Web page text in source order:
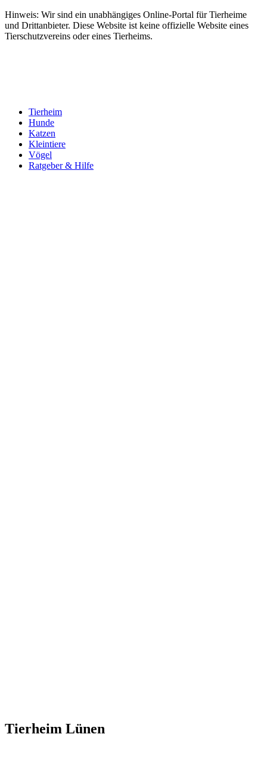
Hinweis: Wir sind ein unabhängiges Online-Portal für Tierheime
und Drittanbieter. Diese Website ist keine offizielle Website eines
Tierschutzvereins oder eines Tierheims.
Tierheim
Hunde
Katzen
Kleintiere
Vögel
Ratgeber & Hilfe
Tierheim Lünen